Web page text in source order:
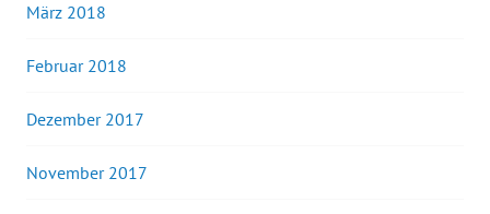
März 2018
Februar 2018
Dezember 2017
November 2017